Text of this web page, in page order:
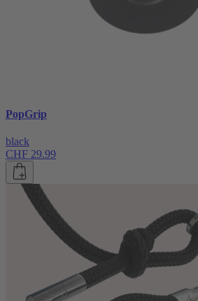
PopGrip
black
CHF 29.99